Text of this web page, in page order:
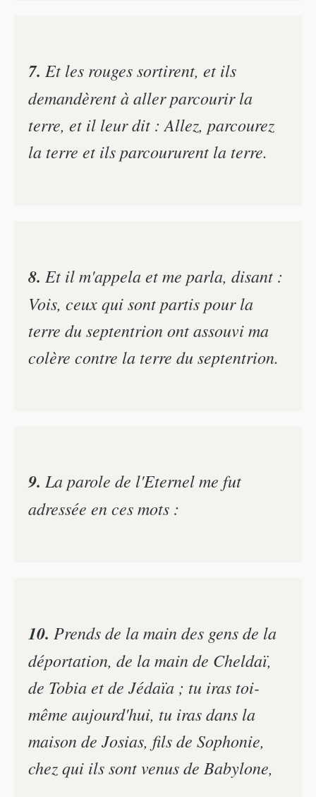
7. Et les rouges sortirent, et ils
demandèrent à aller parcourir la
terre, et il leur dit : Allez, parcourez
la terre et ils parcoururent la terre.
8. Et il m'appela et me parla, disant :
Vois, ceux qui sont partis pour la
terre du septentrion ont assouvi ma
colère contre la terre du septentrion.
9. La parole de l'Eternel me fut
adressée en ces mots :
10. Prends de la main des gens de la
déportation, de la main de Cheldaï,
de Tobia et de Jédaïa ; tu iras toi-
même aujourd'hui, tu iras dans la
maison de Josias, fils de Sophonie,
chez qui ils sont venus de Babylone,